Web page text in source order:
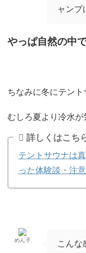
ャンプ
やっぱ自然の中
ちなみに冬にテント
むしろ夏より冷水が
詳しくはこち
テントサウナは
った体験談・注意
めん子
こんな